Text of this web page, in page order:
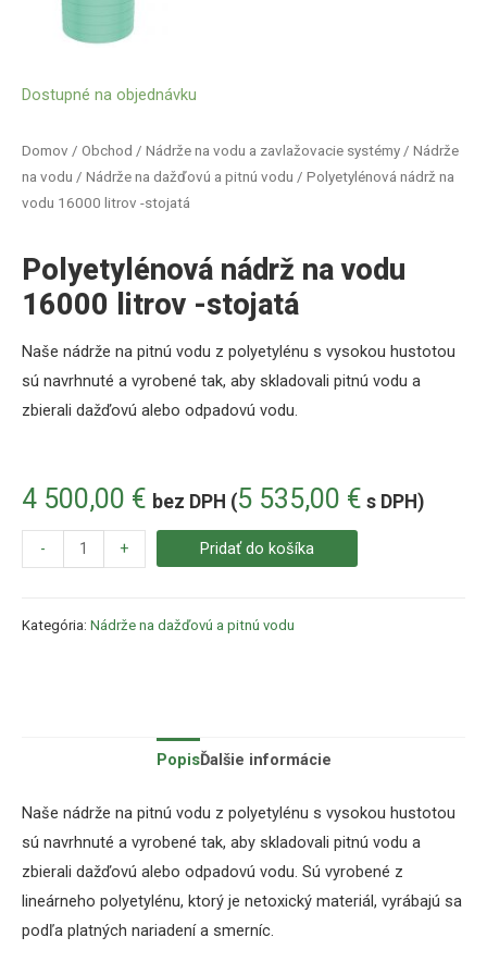
Domov / Obchod / Nádrže na vodu a zavlažovacie systémy / Nádrže
na vodu / Nádrže na dažďovú a pitnú vodu / Polyetylénová nádrž na
vodu 16000 litrov -stojatá
Polyetylénová nádrž na vodu
16000 litrov -stojatá
4 500,00 € bez DPH (5 535,00 € s DPH)
Naše nádrže na pitnú vodu z polyetylénu s vysokou hustotou
sú navrhnuté a vyrobené tak, aby skladovali pitnú vodu a
zbierali dažďovú alebo odpadovú vodu.
Dostupné na objednávku
- + Pridať do košíka
Kategória: Nádrže na dažďovú a pitnú vodu
PopisĎalšie informácie
Naše nádrže na pitnú vodu z polyetylénu s vysokou hustotou
sú navrhnuté a vyrobené tak, aby skladovali pitnú vodu a
zbierali dažďovú alebo odpadovú vodu. Sú vyrobené z
lineárneho polyetylénu, ktorý je netoxický materiál, vyrábajú sa
podľa platných nariadení a smerníc.